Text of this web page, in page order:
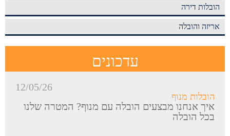
הובלות דירה
אריזה והובלה
עדכונים
12/05/26
הובלות מנוף
איך אנחנו מבצעים הובלה עם מנוף? המטרה שלנו
בכל הובלה